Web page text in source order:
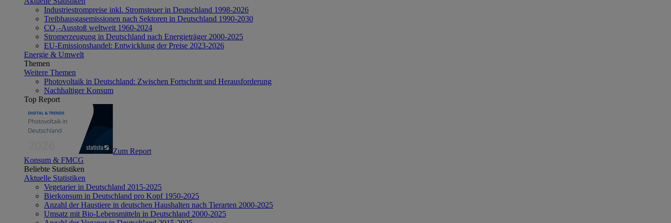
Industriestrompreise inkl. Stromsteuer in Deutschland 1998-2026
Treibhausgasemissionen nach Sektoren in Deutschland 1990-2030
CO₂-Ausstoß weltweit 1960-2024
Stromerzeugung in Deutschland nach Energieträger 2000-2025
EU-Emissionshandel: Entwicklung der Preise 2023-2026
Energie & Umwelt
Themen
Weitere Themen
Photovoltaik in Deutschland: Zwischen Fortschritt und Herausforderung
Nachhaltiger Konsum
Top Report
Zum Report
Konsum & FMCG
Beliebte Statistiken
Aktuelle Statistiken
Vegetarier in Deutschland 2015-2025
Bierkonsum in Deutschland pro Kopf 1950-2025
Anzahl der Haustiere in deutschen Haushalten nach Tierarten 2000-2025
Umsatz mit Bio-Lebensmitteln in Deutschland 2000-2025